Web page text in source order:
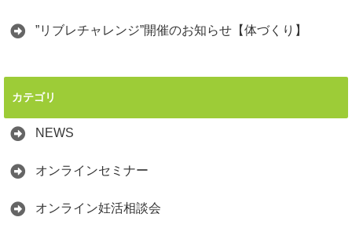
”リブレチャレンジ”開催のお知らせ【体づくり】
カテゴリ
NEWS
オンラインセミナー
オンライン妊活相談会